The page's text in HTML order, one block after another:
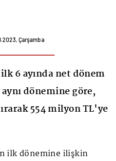
Çarşamba
6 ayında net dönem
dönemine göre,
554 milyon TL'ye
ilk dönemine ilişkin